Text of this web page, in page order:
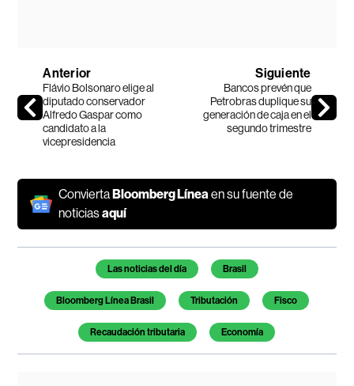
Anterior
Flávio Bolsonaro elige al
diputado conservador
Alfredo Gaspar como
candidato a la
vicepresidencia
Siguiente
Bancos prevén que
Petrobras duplique su
generación de caja en el
segundo trimestre
ConviertaBloomberg Líneaen su fuente de
noticiasaquí
Temas de este artículo
Las noticias del día Brasil
Bloomberg Línea Brasil Tributación Fisco
Recaudación tributaria Economía